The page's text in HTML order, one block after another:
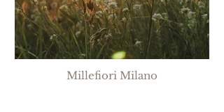
Millefiori Milano